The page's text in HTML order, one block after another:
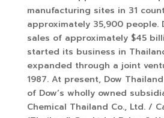
manufacturing sites in 31
approximately 35,900 people.
sales of approximately $45
started its business in
expanded through a joint
1987. At present, Dow
of Dow’s wholly owned
Chemical Thailand Co., Ltd. /